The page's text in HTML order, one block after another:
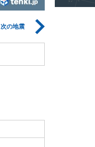
次の地震